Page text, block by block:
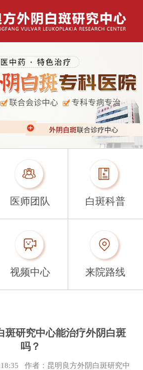
医师团队 白斑科普
视频中心 来院路线
斑研究中心能治疗外阴白斑
吗？
作者：昆明良方外阴白斑研究中